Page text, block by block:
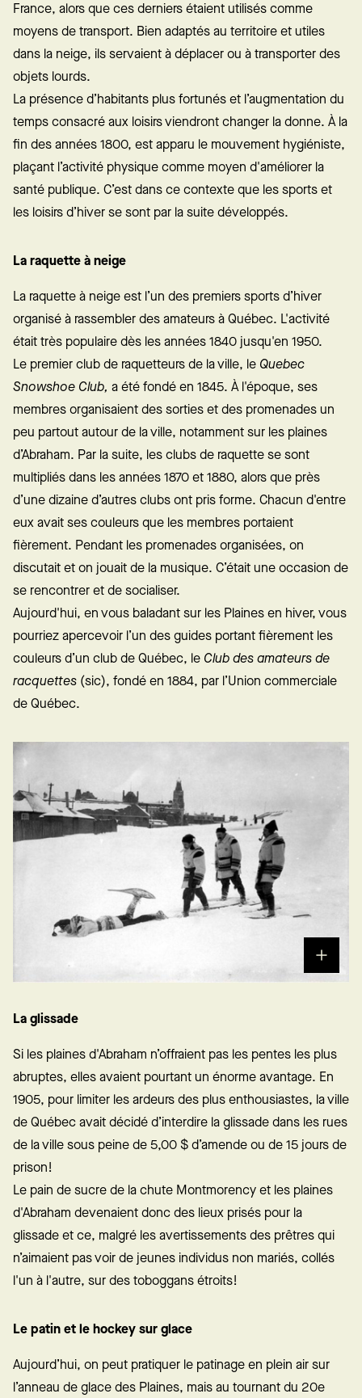
France, alors que ces derniers étaient utilisés comme
moyens de transport. Bien adaptés au territoire et utiles
dans la neige, ils servaient à déplacer ou à transporter des
objets lourds.
La présence d’habitants plus fortunés et l’augmentation du
temps consacré aux loisirs viendront changer la donne. À la
fin des années 1800, est apparu le mouvement hygiéniste,
plaçant l’activité physique comme moyen d'améliorer la
santé publique. C’est dans ce contexte que les sports et
les loisirs d’hiver se sont par la suite développés.
La raquette à neige
La raquette à neige est l’un des premiers sports d’hiver
organisé à rassembler des amateurs à Québec. L'activité
était très populaire dès les années 1840 jusqu'en 1950.
Le premier club de raquetteurs de la ville, le Quebec
Snowshoe Club, a été fondé en 1845. À l'époque, ses
membres organisaient des sorties et des promenades un
peu partout autour de la ville, notamment sur les plaines
d’Abraham. Par la suite, les clubs de raquette se sont
multipliés dans les années 1870 et 1880, alors que près
d’une dizaine d’autres clubs ont pris forme. Chacun d'entre
eux avait ses couleurs que les membres portaient
fièrement. Pendant les promenades organisées, on
discutait et on jouait de la musique. C’était une occasion de
se rencontrer et de socialiser.
Aujourd'hui, en vous baladant sur les Plaines en hiver, vous
pourriez apercevoir l’un des guides portant fièrement les
couleurs d’un club de Québec, le Club des amateurs de
racquettes (sic), fondé en 1884, par l’Union commerciale
de Québec.
La glissade
Si les plaines d'Abraham n’offraient pas les pentes les plus
abruptes, elles avaient pourtant un énorme avantage. En
1905, pour limiter les ardeurs des plus enthousiastes, la ville
de Québec avait décidé d’interdire la glissade dans les rues
de la ville sous peine de 5,00 $ d’amende ou de 15 jours de
prison!
Le pain de sucre de la chute Montmorency et les plaines
d'Abraham devenaient donc des lieux prisés pour la
glissade et ce, malgré les avertissements des prêtres qui
n’aimaient pas voir de jeunes individus non mariés, collés
l'un à l'autre, sur des toboggans étroits!
Le patin et le hockey sur glace
Aujourd’hui, on peut pratiquer le patinage en plein air sur
l’anneau de glace des Plaines, mais au tournant du 20e